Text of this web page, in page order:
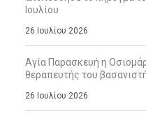
Ιουλίου
26 Ιουλίου 2026
Αγία Παρασκευή η
θεραπευτής του
26 Ιουλίου 2026